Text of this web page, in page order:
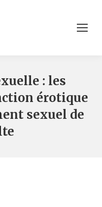
: les
érotique
sexuel de